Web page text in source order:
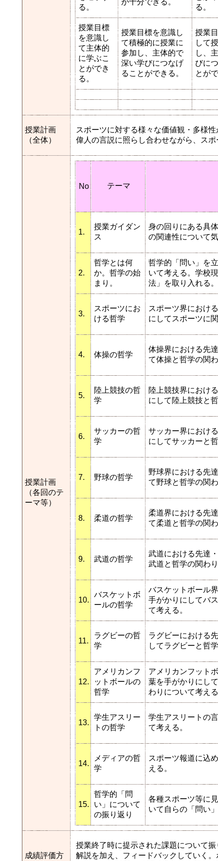
る。
が十分できる。
る。
授業目標
を意識し
て主体的
に学ぶこ
とができ
る。
授業目標を意識し
て積極的に授業に
参加し、主体的で
深い学びにつなげ
ることができる。
授業
して
し、
びに
とが
授業計画
（全体）
スポーツに対する様々な価値観・多様
偉人の言説に照らし合わせながら、ス
授業計画
（各回のテ
ーマ等）
No テーマ
1.
授業ガイダン
ス
身の回りにある具
の関連性について
2.
哲学とは何
か。哲学の始
まり。
哲学的「問い」を
いて考える。学校
法」を取り入れる。
3.
スポーツにお
ける哲学
スポーツ界におけ
にしてスポーツに
4. 体操の哲学
体操界における先
て体操と哲学の関
5.
陸上競技の哲
学
陸上競技界におけ
にして陸上競技と
6.
サッカーの哲
学
サッカー界におけ
にしてサッカーと
7. 野球の哲学
野球界における先
て野球と哲学の関
8. 柔道の哲学
柔道界における先
て柔道と哲学の関
9. 武道の哲学
武道における先達
武道と哲学の関わ
10.
バスケットボ
ールの哲学
バスケットボール
手がかりにしてバ
て考える。
11.
ラグビーの哲
学
ラグビーにおける
してラグビーと哲
12.
アメリカンフ
ットボールの
哲学
アメリカンフット
葉を手がかりにし
わりについて考え
13.
学生アスリー
トの哲学
学生アスリートの
て考える。
14.
メディアの哲
学
スポーツ報道に込
える。
15.
哲学的「問
い」について
の振り返り
各種スポーツ等に
いて自らの「問い
成績評価方
授業終了時に提示された課題について
解説を加え、フィードバックしていく